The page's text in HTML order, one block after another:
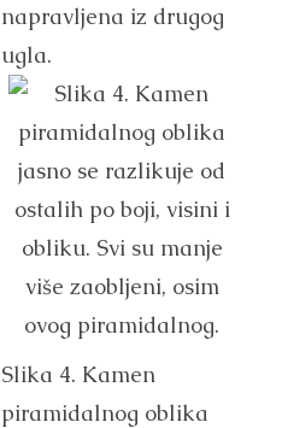
napravljena iz drugog
ugla.
Slika 4. Kamen
piramidalnog oblika